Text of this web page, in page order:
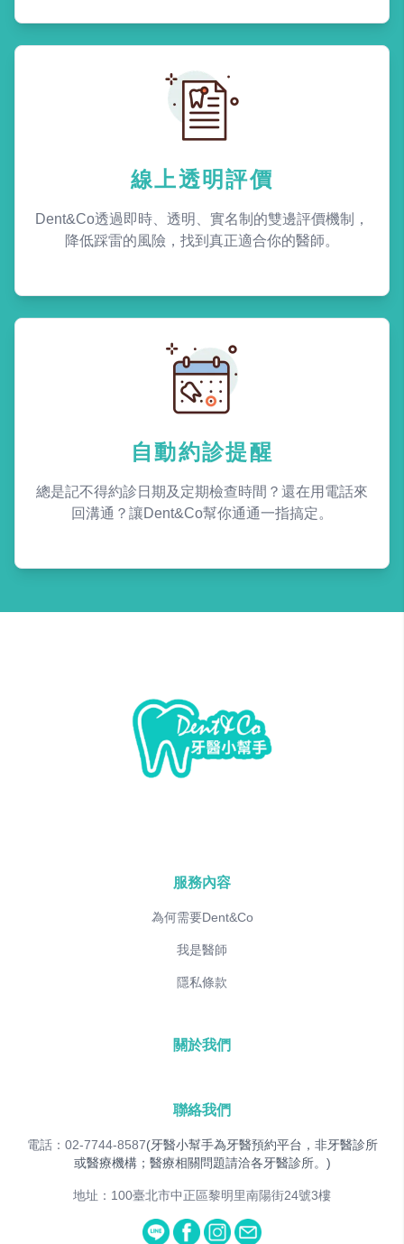
線上透明評價
Dent&Co透過即時、透明、實名制的雙邊評價機制，
降低踩雷的風險，找到真正適合你的醫師。
自動約診提醒
總是記不得約診日期及定期檢查時間？還在用電話來
回溝通？讓Dent&Co幫你通通一指搞定。
服務內容
為何需要Dent&Co
我是醫師
隱私條款
關於我們
聯絡我們
電話：02-7744-8587(牙醫小幫手為牙醫預約平台，非牙醫診所
或醫療機構；醫療相關問題請洽各牙醫診所。)
地址：100臺北市中正區黎明里南陽街24號3樓